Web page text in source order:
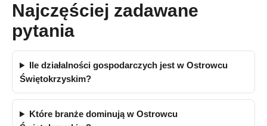
Najczęściej zadawane
pytania
Ile działalności gospodarczych jest w Ostrowcu
Świętokrzyskim?
Które branże dominują w Ostrowcu